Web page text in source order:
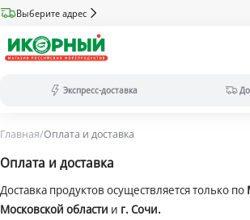
Выберите адрес
Экспресс-доставка
меньше).
Доставка со склада:в течение дня
Главная/Оплата и доставка
Оплата и доставка
Доставка продуктов осуществляется только по
Московской области и г. Сочи.